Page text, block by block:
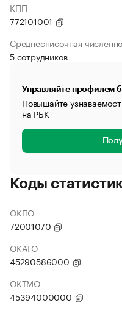
КПП
772101001
Среднесписочная
5 сотрудников
Управляйте профилем
Повышайте
на РБК
Коды
ОКПО
72001070
ОКАТО
45290586000
ОКТМО
45394000000